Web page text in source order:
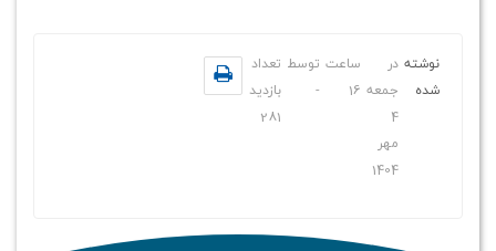
نوشته
شده
در
جمعه
4
مهر
1404
ساعت
16
توسط
-
تعداد
بازدید
281